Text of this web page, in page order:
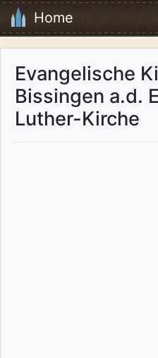
Home
Evangelische
Bissingen a.d.
Luther-Kirche